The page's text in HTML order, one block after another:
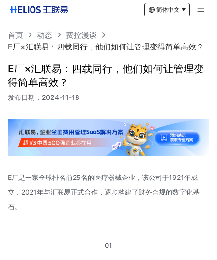
简体中文
首页 动态
费控漫谈
E厂×汇联易：四载同行，他们如何让管理变得简单高效？
E厂×汇联易：四载同行，他们如何让管理变
得简单高效？
发布日期： 2024-11-18
E厂是一家全球排名前25名的医疗器械企业，该公司于1921年成
立，2021年与汇联易正式合作，逐步构建了财务合规的数字化基
石。
01